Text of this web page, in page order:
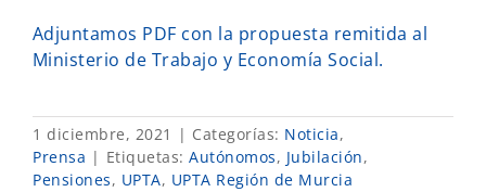
Adjuntamos PDF con la propuesta remitida al
Ministerio de Trabajo y Economía Social.
1 diciembre, 2021 | Categorías: Noticia,
Prensa | Etiquetas: Autónomos, Jubilación,
Pensiones, UPTA, UPTA Región de Murcia